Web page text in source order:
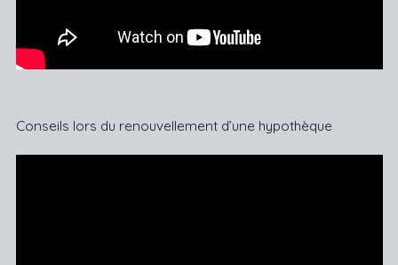
Conseils lors du renouvellement d’une hypothèque